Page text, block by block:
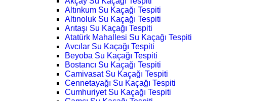
Altınkum Su Kaçağı Tespiti
Altınoluk Su Kaçağı Tespiti
Arıtaşı Su Kaçağı Tespiti
Atatürk Mahallesi Su Kaçağı Tespiti
Avcılar Su Kaçağı Tespiti
Beyoba Su Kaçağı Tespiti
Bostancı Su Kaçağı Tespiti
Camivasat Su Kaçağı Tespiti
Cennetayağı Su Kaçağı Tespiti
Cumhuriyet Su Kaçağı Tespiti